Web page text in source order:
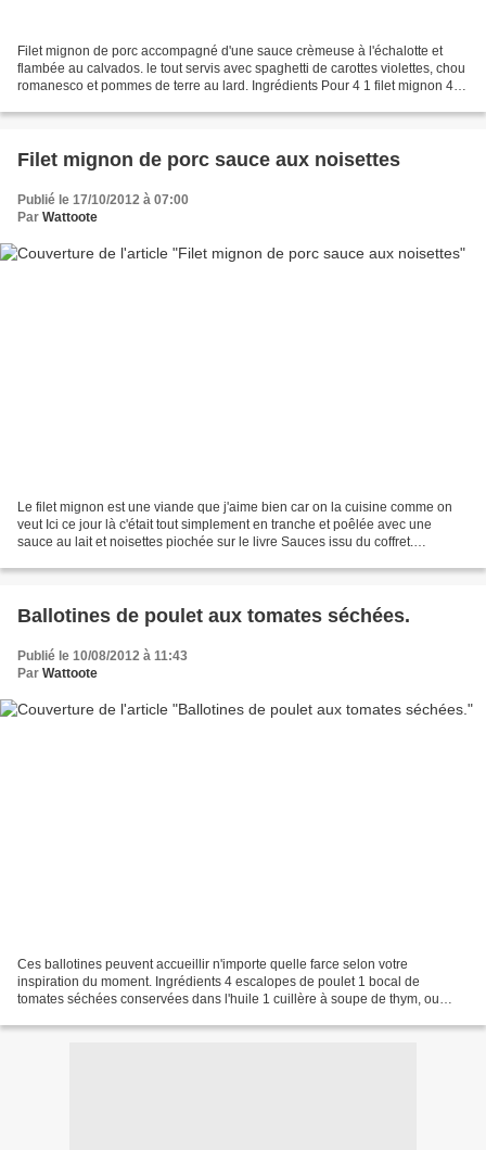
Filet mignon de porc accompagné d'une sauce crèmeuse à l'échalotte et
flambée au calvados. le tout servis avec spaghetti de carottes violettes, chou
romanesco et pommes de terre au lard. Ingrédients Pour 4 1 filet mignon 4
Filet mignon de porc sauce aux noisettes
Publié le 17/10/2012 à 07:00
Par Wattoote
Le filet mignon est une viande que j'aime bien car on la cuisine comme on
veut Ici ce jour là c'était tout simplement en tranche et poêlée avec une
sauce au lait et noisettes piochée sur le livre Sauces issu du coffret.
Ballotines de poulet aux tomates séchées.
Publié le 10/08/2012 à 11:43
Par Wattoote
Ces ballotines peuvent accueillir n'importe quelle farce selon votre
inspiration du moment. Ingrédients 4 escalopes de poulet 1 bocal de
tomates séchées conservées dans l'huile 1 cuillère à soupe de thym, ou